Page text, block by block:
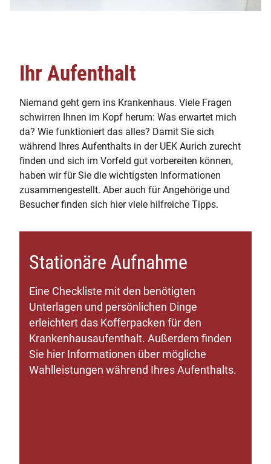
Ihr Aufenthalt
Niemand geht gern ins Krankenhaus. Viele Fragen
schwirren Ihnen im Kopf herum: Was erwartet mich
da? Wie funktioniert das alles? Damit Sie sich
während Ihres Aufenthalts in der UEK Aurich zurecht
finden und sich im Vorfeld gut vorbereiten können,
haben wir für Sie die wichtigsten Informationen
zusammengestellt. Aber auch für Angehörige und
Besucher finden sich hier viele hilfreiche Tipps.
Stationäre Aufnahme
Eine Checkliste mit den benötigten
Unterlagen und persönlichen Dinge
erleichtert das Kofferpacken für den
Krankenhausaufenthalt. Außerdem finden
Sie hier Informationen über mögliche
Wahlleistungen während Ihres Aufenthalts.